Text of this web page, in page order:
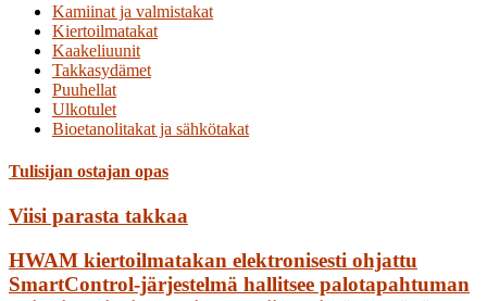
Kamiinat ja valmistakat
Kiertoilmatakat
Kaakeliuunit
Takkasydämet
Puuhellat
Ulkotulet
Bioetanolitakat ja sähkötakat
Tulisijan ostajan opas
Viisi parasta takkaa
HWAM kiertoilmatakan elektronisesti ohjattu
SmartControl-järjestelmä hallitsee palotapahtuman